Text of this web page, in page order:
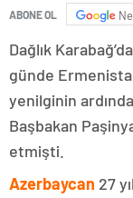
ABONE OL
Dağlık
günde
yenilginin
Başbakan
etmişti.
Azerbaycan 27